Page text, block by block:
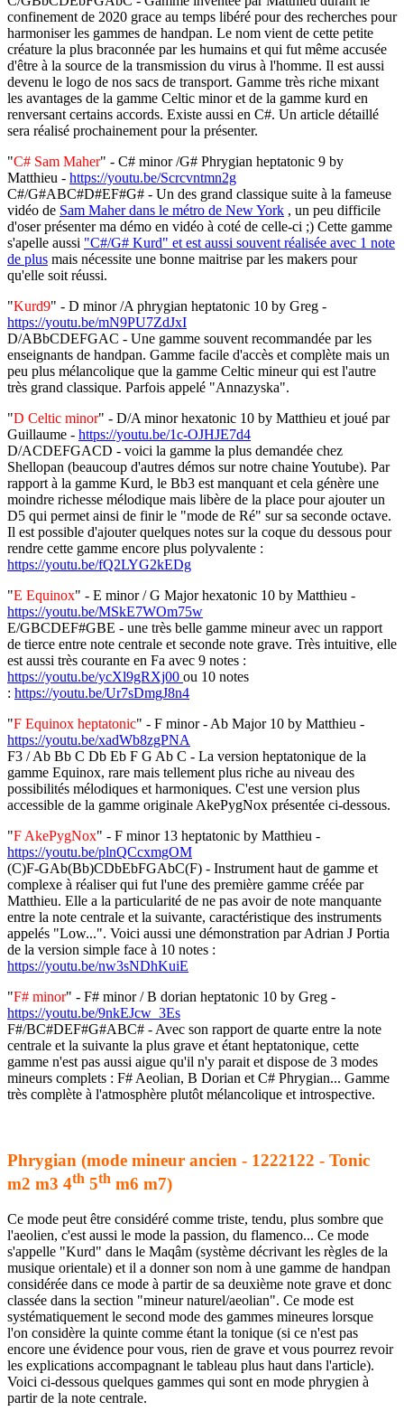
confinement de 2020 grace au temps libéré pour des recherches pour
harmoniser les gammes de handpan. Le nom vient de cette petite
créature la plus braconnée par les humains et qui fut même accusée
d'être à la source de la transmission du virus à l'homme. Il est aussi
devenu le logo de nos sacs de transport. Gamme très riche mixant
les avantages de la gamme Celtic minor et de la gamme kurd en
renversant certains accords. Existe aussi en C#. Un article détaillé
sera réalisé prochainement pour la présenter.
"C# Sam Maher" - C# minor /G# Phrygian heptatonic 9 by
Matthieu - https://youtu.be/Scrcvntmn2g
C#/G#ABC#D#EF#G# - Un des grand classique suite à la fameuse
vidéo de Sam Maher dans le métro de New York , un peu difficile
d'oser présenter ma démo en vidéo à coté de celle-ci ;) Cette gamme
s'apelle aussi "C#/G# Kurd" et est aussi souvent réalisée avec 1 note
de plus mais nécessite une bonne maitrise par les makers pour
qu'elle soit réussi.
"Kurd9" - D minor /A phrygian heptatonic 10 by Greg -
https://youtu.be/mN9PU7ZdJxI
D/ABbCDEFGAC - Une gamme souvent recommandée par les
enseignants de handpan. Gamme facile d'accès et complète mais un
peu plus mélancolique que la gamme Celtic mineur qui est l'autre
très grand classique. Parfois appelé "Annazyska".
"D Celtic minor" - D/A minor hexatonic 10 by Matthieu et joué par
Guillaume - https://youtu.be/1c-OJHJE7d4
D/ACDEFGACD - voici la gamme la plus demandée chez
Shellopan (beaucoup d'autres démos sur notre chaine Youtube). Par
rapport à la gamme Kurd, le Bb3 est manquant et cela génère une
moindre richesse mélodique mais libère de la place pour ajouter un
D5 qui permet ainsi de finir le "mode de Ré" sur sa seconde octave.
Il est possible d'ajouter quelques notes sur la coque du dessous pour
rendre cette gamme encore plus polyvalente :
https://youtu.be/fQ2LYG2kEDg
"E Equinox" - E minor / G Major hexatonic 10 by Matthieu -
https://youtu.be/MSkE7WOm75w
E/GBCDEF#GBE - une très belle gamme mineur avec un rapport
de tierce entre note centrale et seconde note grave. Très intuitive, elle
est aussi très courante en Fa avec 9 notes :
https://youtu.be/ycXl9gRXj00 ou 10 notes
: https://youtu.be/Ur7sDmgJ8n4
"F Equinox heptatonic" - F minor - Ab Major 10 by Matthieu -
https://youtu.be/xadWb8zgPNA
F3 / Ab Bb C Db Eb F G Ab C - La version heptatonique de la
gamme Equinox, rare mais tellement plus riche au niveau des
possibilités mélodiques et harmoniques. C'est une version plus
accessible de la gamme originale AkePygNox présentée ci-dessous.
"F AkePygNox" - F minor 13 heptatonic by Matthieu -
https://youtu.be/plnQCcxmgOM
(C)F-GAb(Bb)CDbEbFGAbC(F) - Instrument haut de gamme et
complexe à réaliser qui fut l'une des première gamme créée par
Matthieu. Elle a la particularité de ne pas avoir de note manquante
entre la note centrale et la suivante, caractéristique des instruments
appelés "Low...". Voici aussi une démonstration par Adrian J Portia
de la version simple face à 10 notes :
https://youtu.be/nw3sNDhKuiE
"F# minor" - F# minor / B dorian heptatonic 10 by Greg -
https://youtu.be/9nkEJcw_3Es
F#/BC#DEF#G#ABC# - Avec son rapport de quarte entre la note
centrale et la suivante la plus grave et étant heptatonique, cette
gamme n'est pas aussi aigue qu'il n'y parait et dispose de 3 modes
mineurs complets : F# Aeolian, B Dorian et C# Phrygian... Gamme
très complète à l'atmosphère plutôt mélancolique et introspective.
Phrygian (mode mineur ancien - 1222122 - Tonic
m2 m3 4th 5th m6 m7)
Ce mode peut être considéré comme triste, tendu, plus sombre que
l'aeolien, c'est aussi le mode la passion, du flamenco... Ce mode
s'appelle "Kurd" dans le Maqâm (système décrivant les règles de la
musique orientale) et il a donner son nom à une gamme de handpan
considérée dans ce mode à partir de sa deuxième note grave et donc
classée dans la section "mineur naturel/aeolian". Ce mode est
systématiquement le second mode des gammes mineures lorsque
l'on considère la quinte comme étant la tonique (si ce n'est pas
encore une évidence pour vous, rien de grave et vous pourrez revoir
les explications accompagnant le tableau plus haut dans l'article).
Voici ci-dessous quelques gammes qui sont en mode phrygien à
partir de la note centrale.